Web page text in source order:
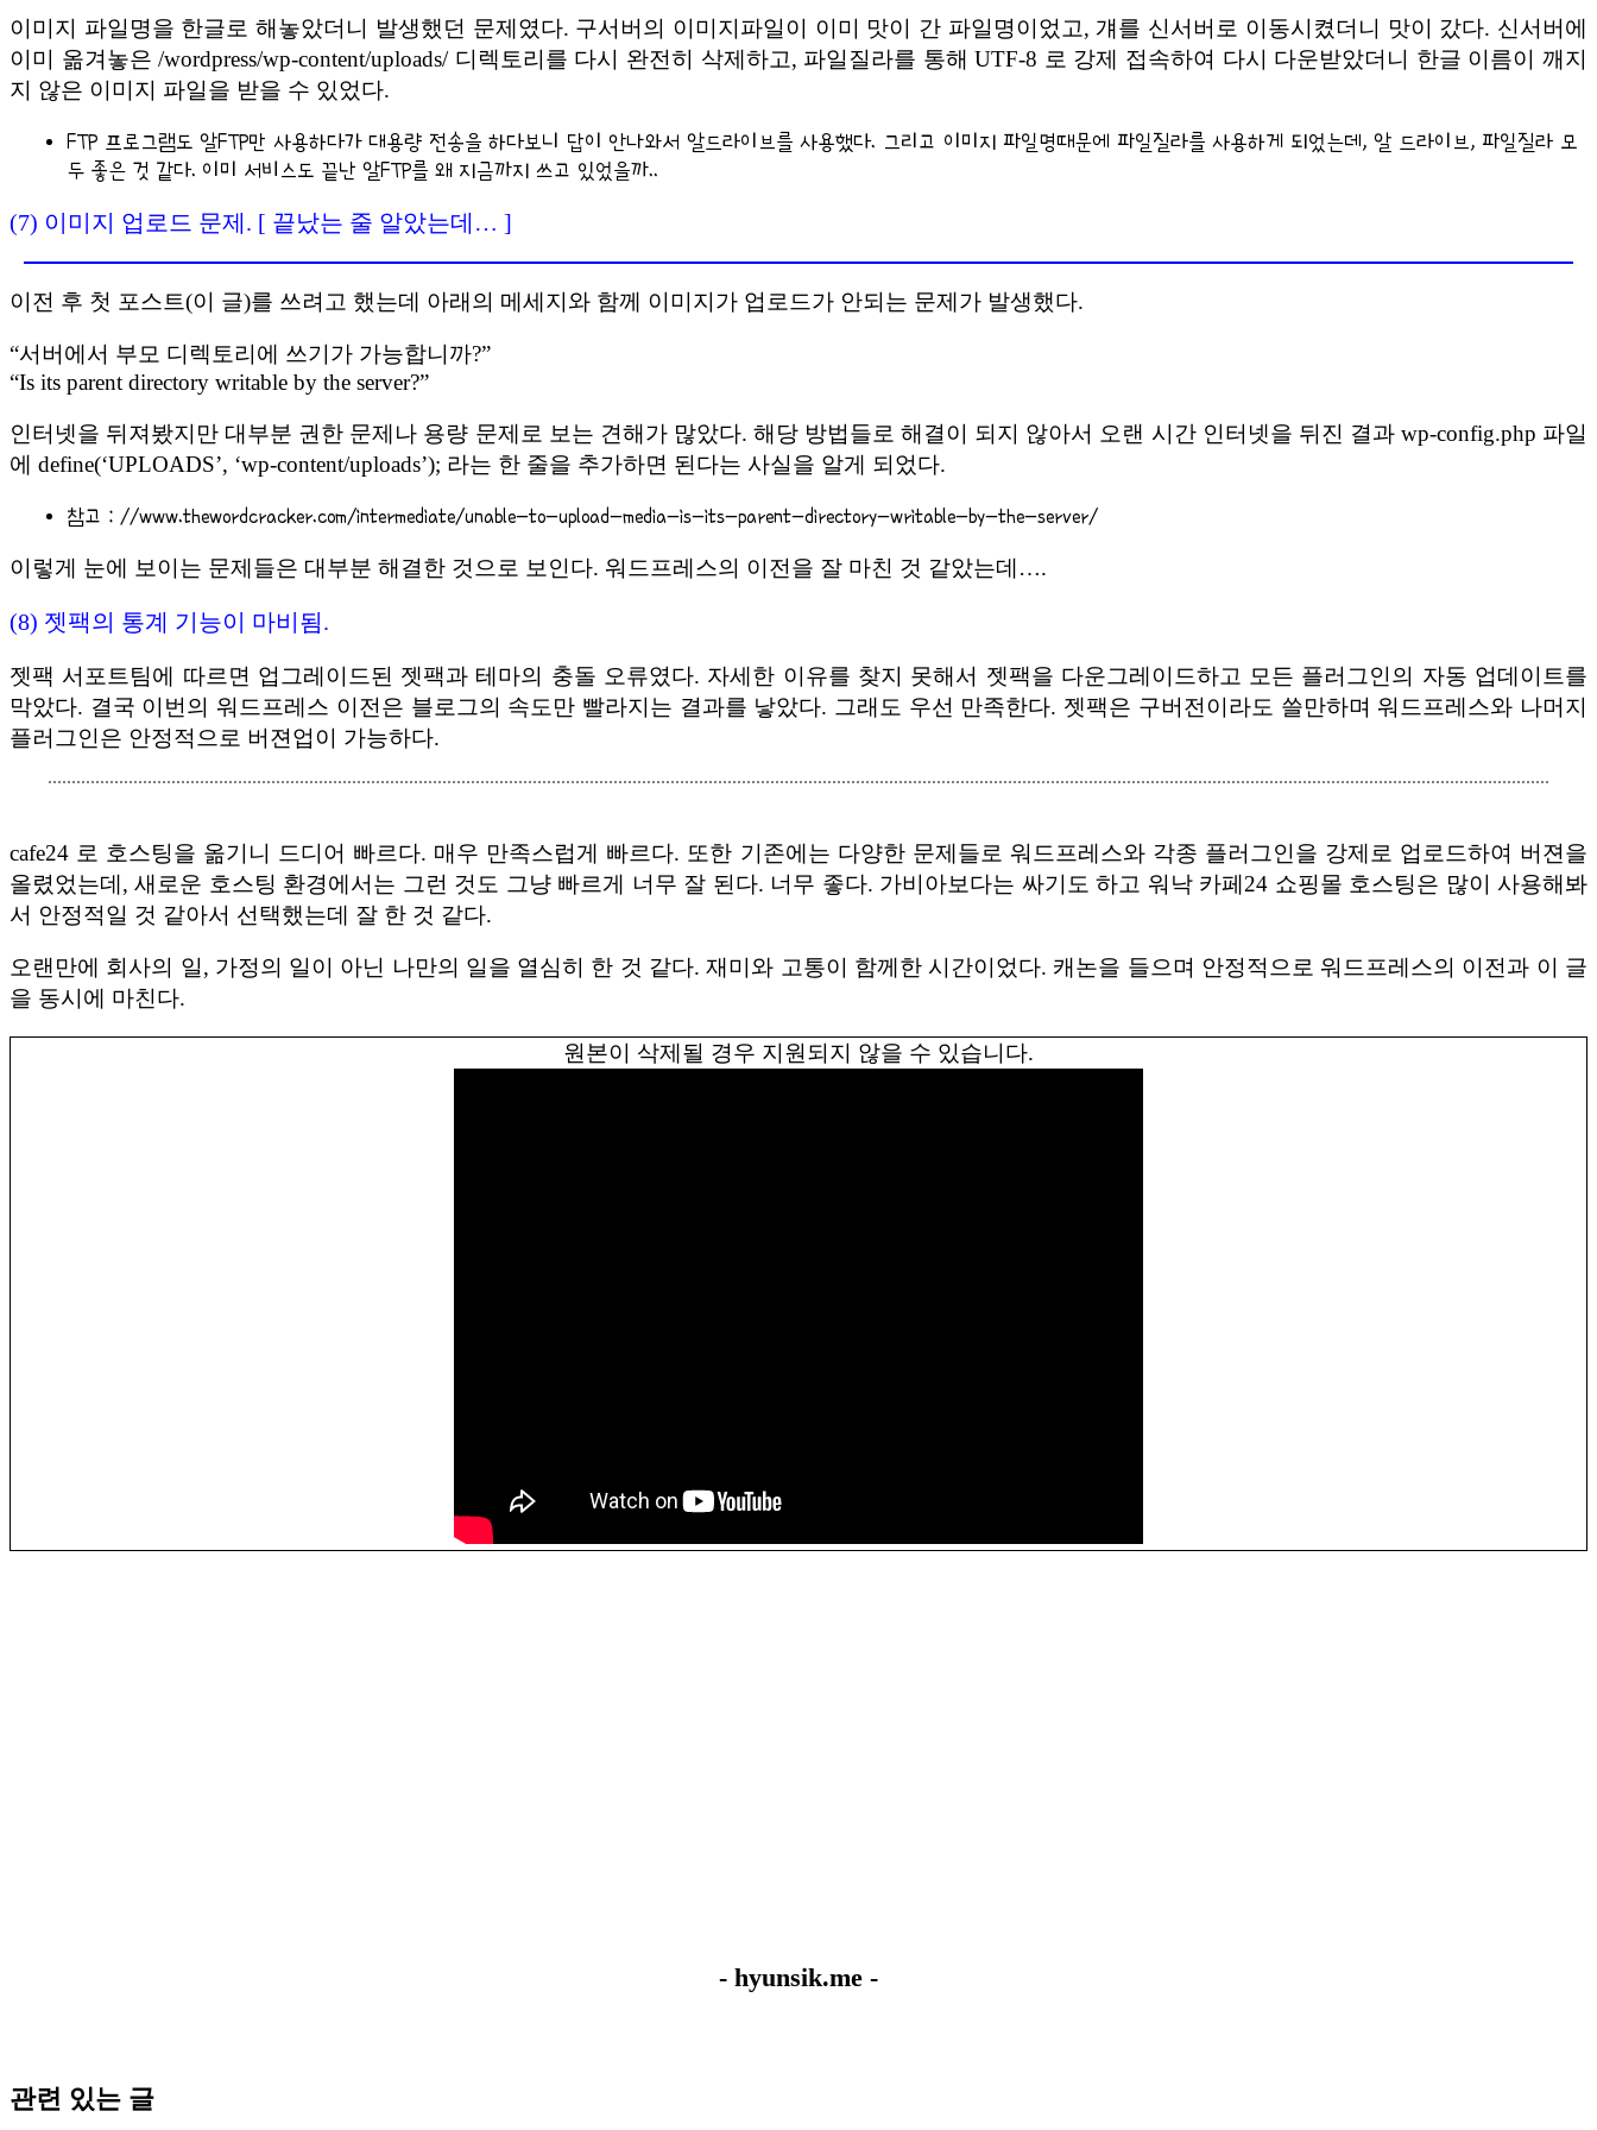
이미지 파일명을 한글로 해놓았더니 발생했던 문제였다. 구서버의 이미지파일이 이미 맛이 간 파일명이었고, 걔를 신서버로 이동시켰더니 맛이 갔다. 신서버에
이미 옮겨놓은 /wordpress/wp-content/uploads/ 디렉토리를 다시 완전히 삭제하고, 파일질라를 통해 UTF-8 로 강제 접속하여 다시 다운받았더니 한글 이름이 깨지
지 않은 이미지 파일을 받을 수 있었다.
FTP 프로그램도 알FTP만 사용하다가 대용량 전송을 하다보니 답이 안나와서 알드라이브를 사용했다. 그리고 이미지 파일명때문에 파일질라를 사용하게 되었는데, 알 드라이브, 파일질라 모
두 좋은 것 같다. 이미 서비스도 끝난 알FTP를 왜 지금까지 쓰고 있었을까..
(7) 이미지 업로드 문제. [ 끝났는 줄 알았는데… ]
이전 후 첫 포스트(이 글)를 쓰려고 했는데 아래의 메세지와 함께 이미지가 업로드가 안되는 문제가 발생했다.
“서버에서 부모 디렉토리에 쓰기가 가능합니까?”
“Is its parent directory writable by the server?”
인터넷을 뒤져봤지만 대부분 권한 문제나 용량 문제로 보는 견해가 많았다. 해당 방법들로 해결이 되지 않아서 오랜 시간 인터넷을 뒤진 결과 wp-config.php 파일
에 define(‘UPLOADS’, ‘wp-content/uploads’); 라는 한 줄을 추가하면 된다는 사실을 알게 되었다.
참고 : //www.thewordcracker.com/intermediate/unable-to-upload-media-is-its-parent-directory-writable-by-the-server/
이렇게 눈에 보이는 문제들은 대부분 해결한 것으로 보인다. 워드프레스의 이전을 잘 마친 것 같았는데….
(8) 젯팩의 통계 기능이 마비됨.
젯팩 서포트팀에 따르면 업그레이드된 젯팩과 테마의 충돌 오류였다. 자세한 이유를 찾지 못해서 젯팩을 다운그레이드하고 모든 플러그인의 자동 업데이트를
막았다. 결국 이번의 워드프레스 이전은 블로그의 속도만 빨라지는 결과를 낳았다. 그래도 우선 만족한다. 젯팩은 구버전이라도 쓸만하며 워드프레스와 나머지
플러그인은 안정적으로 버젼업이 가능하다.
cafe24 로 호스팅을 옮기니 드디어 빠르다. 매우 만족스럽게 빠르다. 또한 기존에는 다양한 문제들로 워드프레스와 각종 플러그인을 강제로 업로드하여 버젼을
올렸었는데, 새로운 호스팅 환경에서는 그런 것도 그냥 빠르게 너무 잘 된다. 너무 좋다. 가비아보다는 싸기도 하고 워낙 카페24 쇼핑몰 호스팅은 많이 사용해봐
서 안정적일 것 같아서 선택했는데 잘 한 것 같다.
오랜만에 회사의 일, 가정의 일이 아닌 나만의 일을 열심히 한 것 같다. 재미와 고통이 함께한 시간이었다. 캐논을 들으며 안정적으로 워드프레스의 이전과 이 글
을 동시에 마친다.
원본이 삭제될 경우 지원되지 않을 수 있습니다.
- hyunsik.me -
관련 있는 글